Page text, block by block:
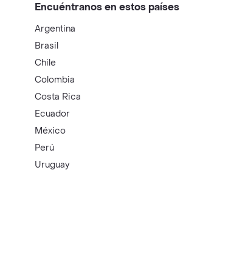
Encuéntranos en estos países
Argentina
Brasil
Chile
Colombia
Costa Rica
Ecuador
México
Perú
Uruguay